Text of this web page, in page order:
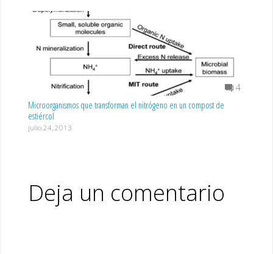
4
Microorganismos que transforman el nitrógeno en un compost de
estiércol
julio 24, 2013
Deja un comentario